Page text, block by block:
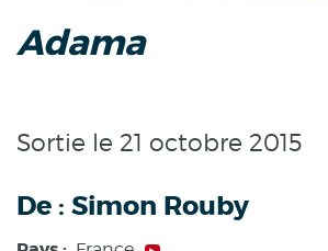
Adama
Sortie le 21 octobre 2015
De : Simon Rouby